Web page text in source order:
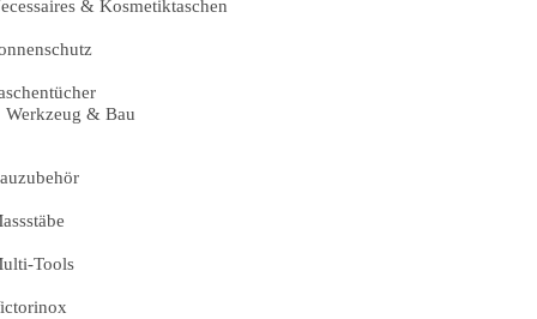
& Kosmetiktaschen
Werkzeug & Bau
Tools